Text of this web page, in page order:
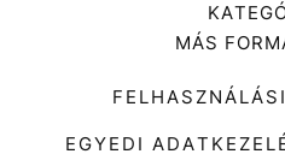
Divat
MÁS
EGYEDI